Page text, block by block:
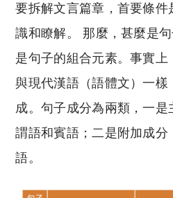
要拆解文言篇章，首要條
識和瞭解。 那麼，甚麼是
是句子的組合元素。事實上
與現代漢語（語體文）一樣
成。句子成分為兩類，一是
謂語和賓語；二是附加成
語。